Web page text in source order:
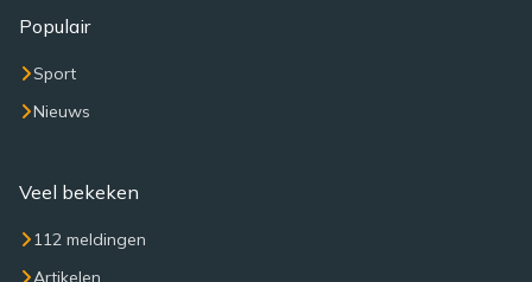
Populair
Sport
Nieuws
Veel bekeken
112 meldingen
Artikelen